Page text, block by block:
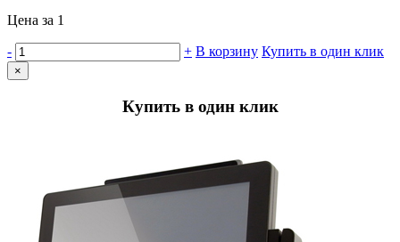
Цена за 1
- + В корзину Купить в один клик
×
Купить в один клик